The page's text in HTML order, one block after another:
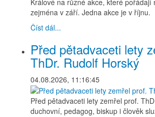
Králové na různé akce, které pořádají
zejména v září. Jedna akce je v říjnu.
Číst dál...
Před pětadvaceti lety
ThDr. Rudolf Horský
04.08.2026, 11:16:45
Před pětadvaceti lety zemřel prof.
duchovní, pedagog, biskup i člověk